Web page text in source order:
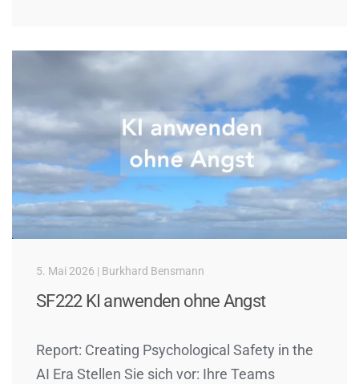
5. Mai 2026 | Burkhard Bensmann
SF222 KI anwenden ohne Angst
Report: Creating Psychological Safety in the
AI Era Stellen Sie sich vor: Ihre Teams